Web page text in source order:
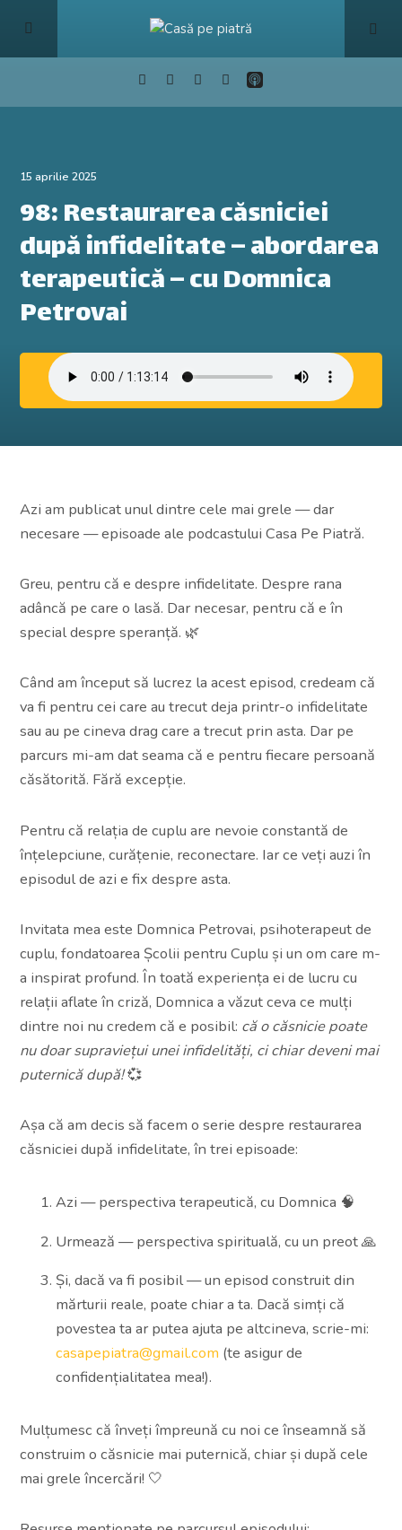
15 aprilie 2025
98: Restaurarea căsniciei
după infidelitate – abordarea
terapeutică – cu Domnica
Petrovai
Azi am publicat unul dintre cele mai grele — dar
necesare — episoade ale podcastului Casa Pe Piatră.
Greu, pentru că e despre infidelitate. Despre rana
adâncă pe care o lasă. Dar necesar, pentru că e în
special despre speranță. 🌿
Când am început să lucrez la acest episod, credeam că
va fi pentru cei care au trecut deja printr-o infidelitate
sau au pe cineva drag care a trecut prin asta. Dar pe
parcurs mi-am dat seama că e pentru fiecare persoană
căsătorită. Fără excepție.
Pentru că relația de cuplu are nevoie constantă de
înțelepciune, curățenie, reconectare. Iar ce veți auzi în
episodul de azi e fix despre asta.
Invitata mea este Domnica Petrovai, psihoterapeut de
cuplu, fondatoarea Școlii pentru Cuplu și un om care m-
a inspirat profund. În toată experiența ei de lucru cu
relații aflate în criză, Domnica a văzut ceva ce mulți
dintre noi nu credem că e posibil: că o căsnicie poate
nu doar supraviețui unei infidelități, ci chiar deveni mai
puternică după!💞
Așa că am decis să facem o serie despre restaurarea
căsniciei după infidelitate, în trei episoade:
Azi — perspectiva terapeutică, cu Domnica 🧠
Urmează — perspectiva spirituală, cu un preot 🙏
Și, dacă va fi posibil — un episod construit din
mărturii reale, poate chiar a ta. Dacă simți că
povestea ta ar putea ajuta pe altcineva, scrie-mi:
casapepiatra@gmail.com (te asigur de
confidențialitatea mea!).
Mulțumesc că înveți împreună cu noi ce înseamnă să
construim o căsnicie mai puternică, chiar și după cele
mai grele încercări! 🤍